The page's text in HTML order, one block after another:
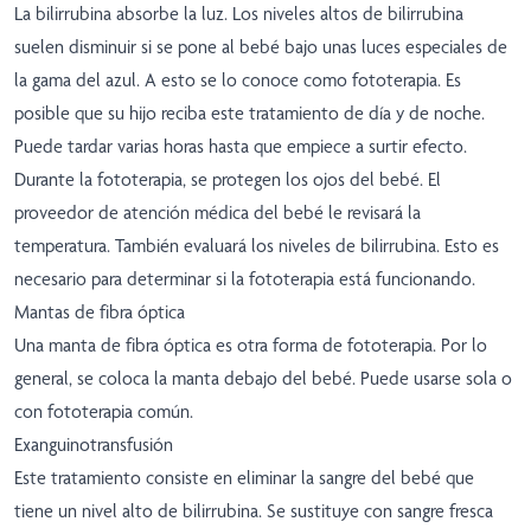
La bilirrubina absorbe la luz. Los niveles altos de bilirrubina
suelen disminuir si se pone al bebé bajo unas luces especiales de
la gama del azul. A esto se lo conoce como fototerapia. Es
posible que su hijo reciba este tratamiento de día y de noche.
Puede tardar varias horas hasta que empiece a surtir efecto.
Durante la fototerapia, se protegen los ojos del bebé. El
proveedor de atención médica del bebé le revisará la
temperatura. También evaluará los niveles de bilirrubina. Esto es
necesario para determinar si la fototerapia está funcionando.
Mantas de fibra óptica
Una manta de fibra óptica es otra forma de fototerapia. Por lo
general, se coloca la manta debajo del bebé. Puede usarse sola o
con fototerapia común.
Exanguinotransfusión
Este tratamiento consiste en eliminar la sangre del bebé que
tiene un nivel alto de bilirrubina. Se sustituye con sangre fresca